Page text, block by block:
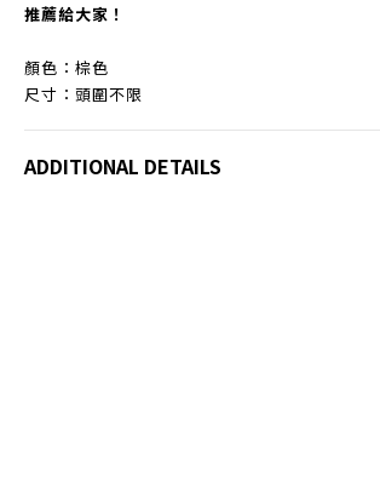
推薦給大家！
顏色：棕色
尺寸：頭圍不限
ADDITIONAL DETAILS